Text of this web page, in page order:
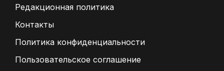
Редакционная политика
Контакты
Политика конфиденциальности
Пользовательское соглашение